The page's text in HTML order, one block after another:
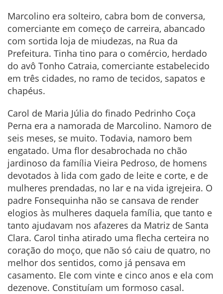
Marcolino era solteiro, cabra bom de conversa,
comerciante em começo de carreira, abancado
com sortida loja de miudezas, na Rua da
Prefeitura. Tinha tino para o comércio, herdado
do avô Tonho Catraia, comerciante estabelecido
em três cidades, no ramo de tecidos, sapatos e
chapéus.
Carol de Maria Júlia do finado Pedrinho Coça
Perna era a namorada de Marcolino. Namoro de
seis meses, se muito. Todavia, namoro bem
engatado. Uma flor desabrochada no chão
jardinoso da família Vieira Pedroso, de homens
devotados à lida com gado de leite e corte, e de
mulheres prendadas, no lar e na vida igrejeira. O
padre Fonsequinha não se cansava de render
elogios às mulheres daquela família, que tanto e
tanto ajudavam nos afazeres da Matriz de Santa
Clara. Carol tinha atirado uma flecha certeira no
coração do moço, que não só caiu de quatro, no
melhor dos sentidos, como já pensava em
casamento. Ele com vinte e cinco anos e ela com
dezenove. Constituíam um formoso casal.